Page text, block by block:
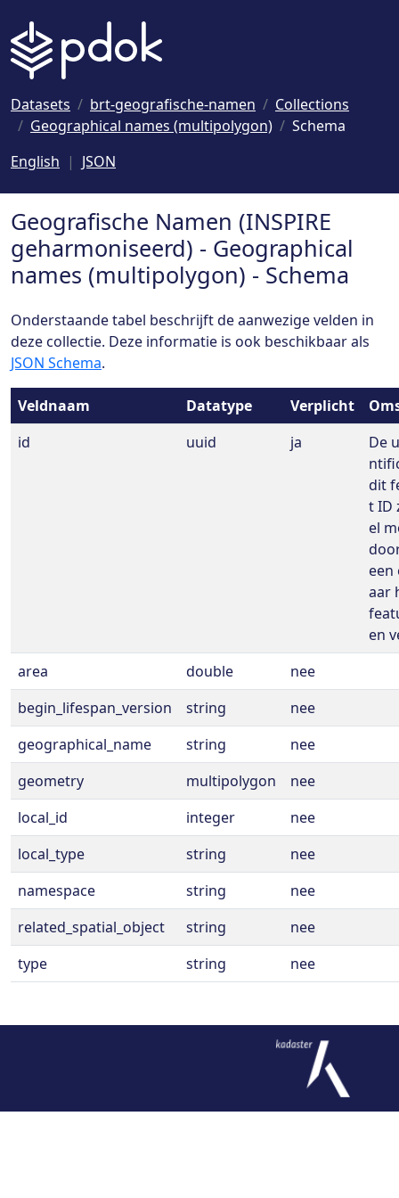
Datasets brt-geografische-namen
Collections
Geographical names (multipolygon)
Schema
English
JSON
Geografische Namen (INSPIRE
geharmoniseerd) - Geographical
names (multipolygon) - Schema
Onderstaande tabel beschrijft de aanwezige velden in
deze collectie. Deze informatie is ook beschikbaar als
JSON Schema.
Veldnaam Datatype Verplicht
id
uuid ja
De
dit
t ID
el
een
aar
en
area
double
nee
begin_lifespan_version
string
nee
geographical_name
string
nee
geometry
multipolygon
nee
local_id
integer
nee
local_type
string
nee
namespace
string
nee
related_spatial_object
string
nee
type
string nee